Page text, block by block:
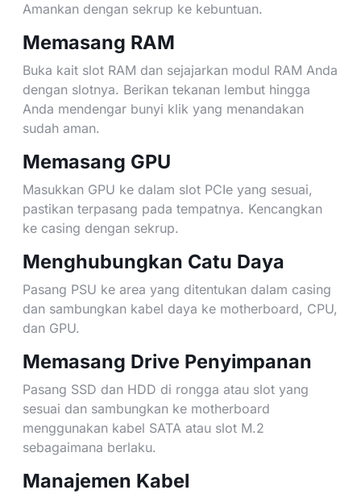
Amankan dengan sekrup ke kebuntuan.
Memasang RAM
Buka kait slot RAM dan sejajarkan modul RAM Anda
dengan slotnya. Berikan tekanan lembut hingga
Anda mendengar bunyi klik yang menandakan
sudah aman.
Memasang GPU
Masukkan GPU ke dalam slot PCIe yang sesuai,
pastikan terpasang pada tempatnya. Kencangkan
ke casing dengan sekrup.
Menghubungkan Catu Daya
Pasang PSU ke area yang ditentukan dalam casing
dan sambungkan kabel daya ke motherboard, CPU,
dan GPU.
Memasang Drive Penyimpanan
Pasang SSD dan HDD di rongga atau slot yang
sesuai dan sambungkan ke motherboard
menggunakan kabel SATA atau slot M.2
sebagaimana berlaku.
Manajemen Kabel